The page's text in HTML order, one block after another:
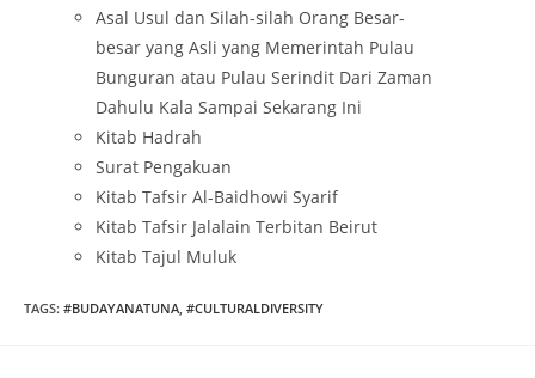
Asal Usul dan Silah-silah Orang Besar-
besar yang Asli yang Memerintah Pulau
Bunguran atau Pulau Serindit Dari Zaman
Dahulu Kala Sampai Sekarang Ini
Kitab Hadrah
Surat Pengakuan
Kitab Tafsir Al-Baidhowi Syarif
Kitab Tafsir Jalalain Terbitan Beirut
Kitab Tajul Muluk
TAGS: #BUDAYANATUNA, #CULTURALDIVERSITY